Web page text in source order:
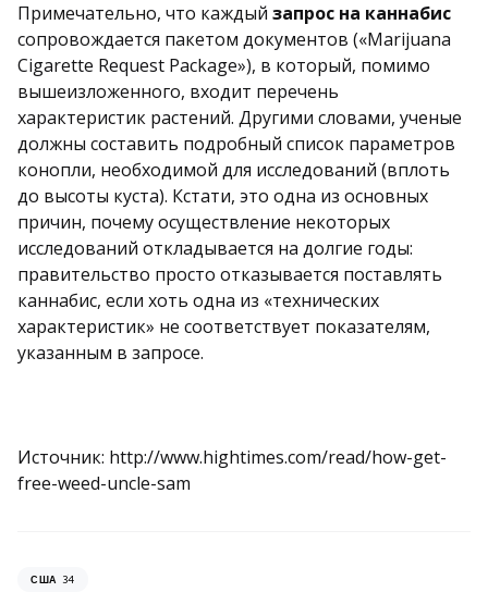
Примечательно, что каждый запрос на каннабис
сопровождается пакетом документов («Marijuana
Cigarette Request Package»), в который, помимо
вышеизложенного, входит перечень
характеристик растений. Другими словами, ученые
должны составить подробный список параметров
конопли, необходимой для исследований (вплоть
до высоты куста). Кстати, это одна из основных
причин, почему осуществление некоторых
исследований откладывается на долгие годы:
правительство просто отказывается поставлять
каннабис, если хоть одна из «технических
характеристик» не соответствует показателям,
указанным в запросе.
Источник: http://www.hightimes.com/read/how-get-
free-weed-uncle-sam
США 34